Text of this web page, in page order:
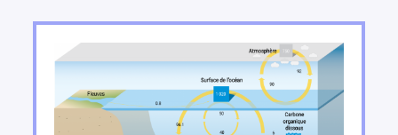
Contexte mondial
Changements de température
Changements dans les précipitations de pluie
et de neige